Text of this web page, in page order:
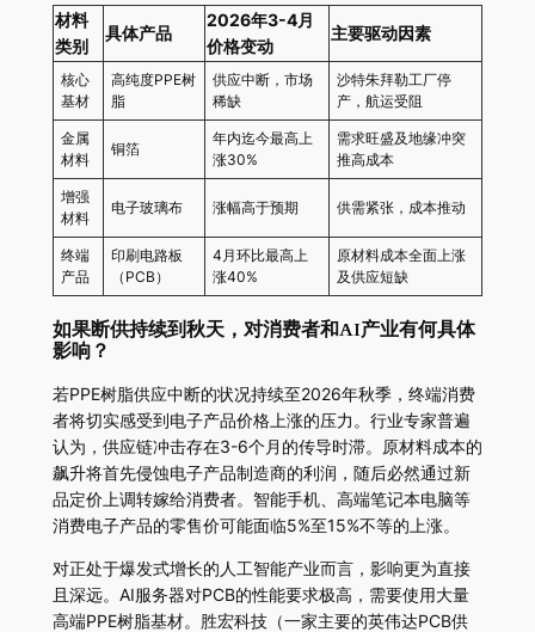
材料
类别
具体产品
2026年3-4月
价格变动
主要驱动因素
核心
基材
高纯度PPE树
脂
供应中断，市场
稀缺
沙特朱拜勒工厂停
产，航运受阻
金属
材料
铜箔
年内迄今最高上
涨30%
需求旺盛及地缘冲突
推高成本
增强
材料
电子玻璃布 涨幅高于预期 供需紧张，成本推动
终端
产品
印刷电路板
（PCB）
4月环比最高上
涨40%
原材料成本全面上涨
及供应短缺
如果断供持续到秋天，对消费者和AI产业有何具体
影响？
若PPE树脂供应中断的状况持续至2026年秋季，终端消费
者将切实感受到电子产品价格上涨的压力。行业专家普遍
认为，供应链冲击存在3-6个月的传导时滞。原材料成本的
飙升将首先侵蚀电子产品制造商的利润，随后必然通过新
品定价上调转嫁给消费者。智能手机、高端笔记本电脑等
消费电子产品的零售价可能面临5%至15%不等的上涨。
对正处于爆发式增长的人工智能产业而言，影响更为直接
且深远。AI服务器对PCB的性能要求极高，需要使用大量
高端PPE树脂基材。胜宏科技（一家主要的英伟达PCB供